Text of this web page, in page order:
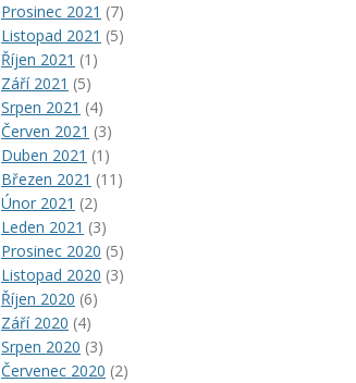
Prosinec 2021 (7)
Listopad 2021 (5)
Říjen 2021 (1)
Září 2021 (5)
Srpen 2021 (4)
Červen 2021 (3)
Duben 2021 (1)
Březen 2021 (11)
Únor 2021 (2)
Leden 2021 (3)
Prosinec 2020 (5)
Listopad 2020 (3)
Říjen 2020 (6)
Září 2020 (4)
Srpen 2020 (3)
Červenec 2020 (2)